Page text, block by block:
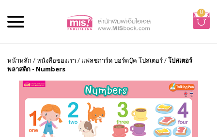
0
หน้าหลัก /หนังสือของเรา / แฟลชการ์ด บอร์ดบุ๊ค โปสเตอร์/โปสเตอร์
พลาสติก - Numbers